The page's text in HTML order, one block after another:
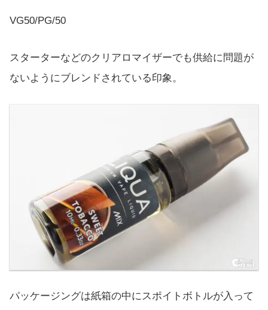
VG50/PG/50
スターターなどのクリアロマイザーでも供給に問題が
ないようにブレンドされている印象。
パッケージングは紙箱の中にスポイトボトルが入って